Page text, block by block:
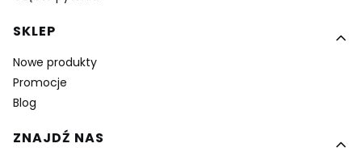
SKLEP
Nowe produkty
Promocje
Blog
ZNAJDŹ NAS